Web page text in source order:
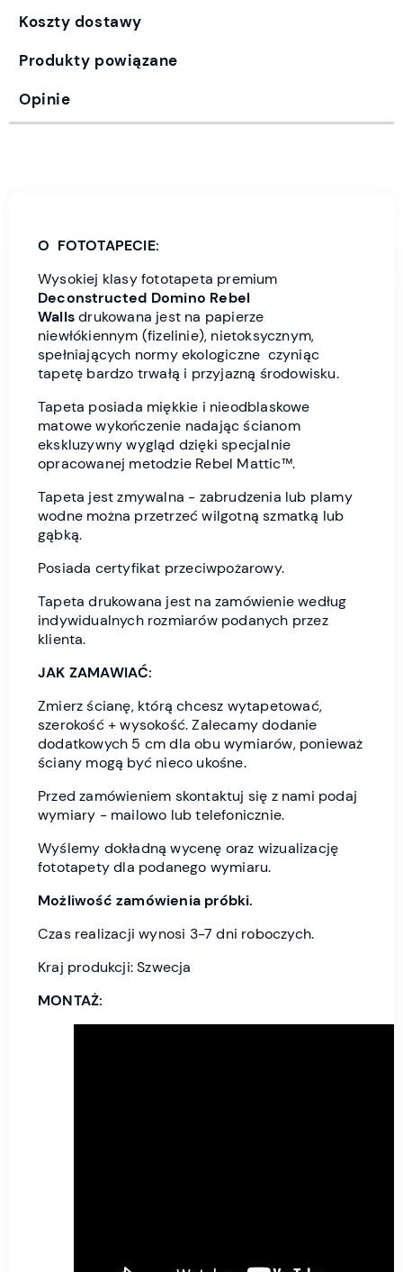
Koszty dostawy
Produkty powiązane
Opinie
O FOTOTAPECIE:
Wysokiej klasy fototapeta premium
Deconstructed Domino Rebel
Wallsdrukowana jest na papierze
niewłókiennym (fizelinie), nietoksycznym,
spełniających normy ekologiczne czyniąc
tapetę bardzo trwałą i przyjazną środowisku.
Tapeta posiada miękkie i nieodblaskowe
matowe wykończenie nadając ścianom
ekskluzywny wygląd dzięki specjalnie
opracowanej metodzie Rebel Mattic™.
Tapeta jest zmywalna - zabrudzenia lub plamy
wodne można przetrzeć wilgotną szmatką lub
gąbką.
Posiada certyfikat przeciwpożarowy.
Tapeta drukowana jest na zamówienie według
indywidualnych rozmiarów podanych przez
klienta.
JAK ZAMAWIAĆ:
Zmierz ścianę, którą chcesz wytapetować,
szerokość + wysokość. Zalecamy dodanie
dodatkowych 5 cm dla obu wymiarów, ponieważ
ściany mogą być nieco ukośne.
Przed zamówieniem skontaktuj się z nami podaj
wymiary - mailowo lub telefonicznie.
Wyślemy dokładną wycenę oraz wizualizację
fototapety dla podanego wymiaru.
Możliwość zamówienia próbki.
Czas realizacji wynosi 3-7 dni roboczych.
Kraj produkcji: Szwecja
MONTAŻ: